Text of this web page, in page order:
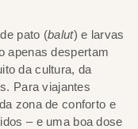
pato (balut) e larvas
apenas despertam
da cultura, da
Para viajantes
zona de conforto e
– e uma boa dose